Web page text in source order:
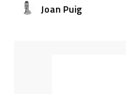
Joan Puig